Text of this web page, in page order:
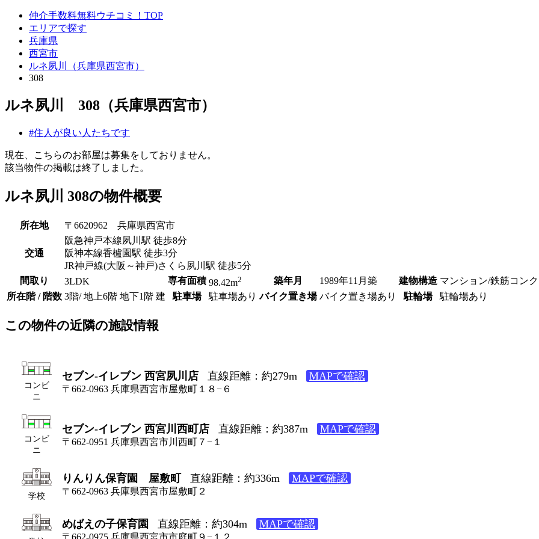
仲介手数料無料ウチコミ！TOP
エリアで探す
兵庫県
西宮市
ルネ夙川（兵庫県西宮市）
308
ルネ夙川 308（兵庫県西宮市）
#住人が良い人たちです
現在、こちらのお部屋は募集をしておりません。
該当物件の掲載は終了しました。
ルネ夙川 308の物件概要
所在地 〒6620962 兵庫県西宮市
交通
阪急神戸本線夙川駅 徒歩8分
阪神本線香櫨園駅 徒歩3分
JR神戸線(大阪～神戸)さくら夙川駅 徒歩5分
間取り
3LDK 専有面積 98.42m2 築年月 1989年11月築 建物構造 マンション/鉄筋コン
所在階 / 階数 3階/ 地上6階 地下1階 建 駐車場 駐車場あり バイク置き場 バイク置き場あり 駐輪場 駐輪場あり
この物件の近隣の施設情報
コンビ
ニ
セブン-イレブン 西宮夙川店 直線距離：約279m MAPで確認
〒662-0963 兵庫県西宮市屋敷町１８−６
コンビ
ニ
セブン-イレブン 西宮川西町店 直線距離：約387m MAPで確認
〒662-0951 兵庫県西宮市川西町７−１
学校
りんりん保育園 屋敷町 直線距離：約336m MAPで確認
〒662-0963 兵庫県西宮市屋敷町２
めばえの子保育園 直線距離：約304m MAPで確認